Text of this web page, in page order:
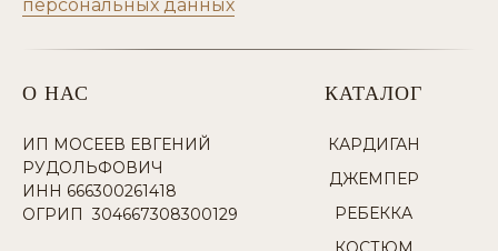
персональных данных
О НАС
ИП МОСЕЕВ ЕВГЕНИЙ
РУДОЛЬФОВИЧ
ИНН 666300261418
ОГРИП 304667308300129
КАТАЛОГ
КАРДИГАН
ДЖЕМПЕР
РЕБЕККА